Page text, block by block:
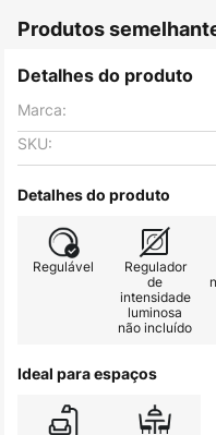
Produtos
Detalhes do produto
Marca:
SKU:
Detalhes do produto
Regulável
Regulador
de
intensidade
luminosa
não incluído
Ideal para espaços